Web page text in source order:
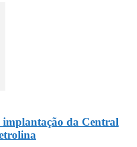
da Central